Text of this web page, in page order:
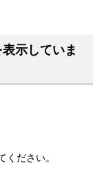
示していま
ださい。